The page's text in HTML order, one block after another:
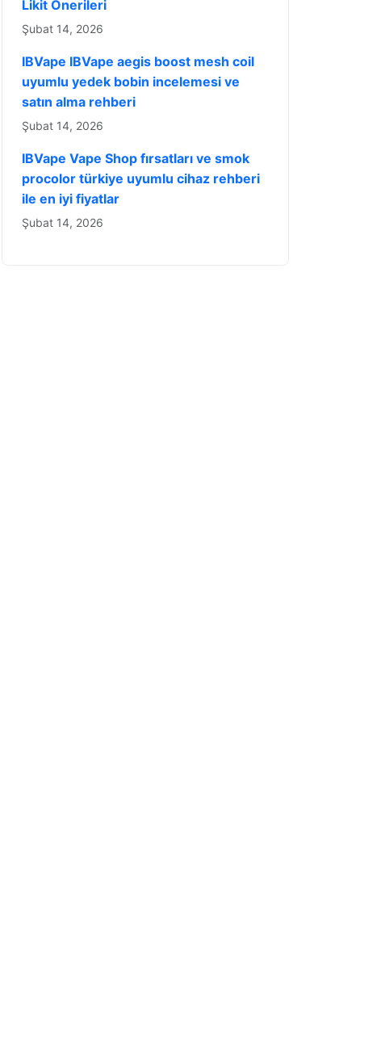
Likit Önerileri
Şubat 14, 2026
IBVape IBVape aegis boost mesh coil
uyumlu yedek bobin incelemesi ve
satın alma rehberi
Şubat 14, 2026
IBVape Vape Shop fırsatları ve smok
procolor türkiye uyumlu cihaz rehberi
ile en iyi fiyatlar
Şubat 14, 2026